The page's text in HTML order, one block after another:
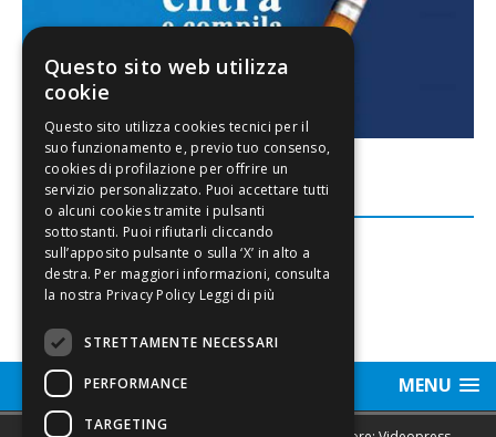
FACEBOOK
MENU
Questo sito web utilizza
cookie
Leggi di più
STRETTAMENTE NECESSARI
PERFORMANCE
TARGETING